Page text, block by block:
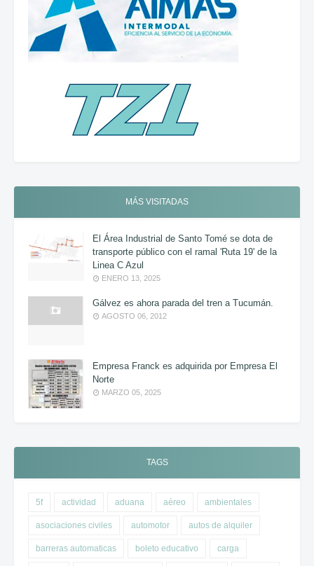
MÁS VISITADAS
El Área Industrial de Santo Tomé se dota de
transporte público con el ramal 'Ruta 19' de la
Linea C Azul
ENERO 13, 2025
Gálvez es ahora parada del tren a Tucumán.
AGOSTO 06, 2012
Empresa Franck es adquirida por Empresa El
Norte
MARZO 05, 2025
TAGS
5f actividad aduana aéreo ambientales
asociaciones civiles automotor autos de alquiler
barreras automaticas boleto educativo carga